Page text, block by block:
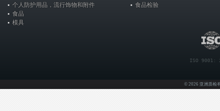
个人防护用品，流行饰物和附件
食品
模具
食品检验
ISO 9001:
© 2026 亚洲质检